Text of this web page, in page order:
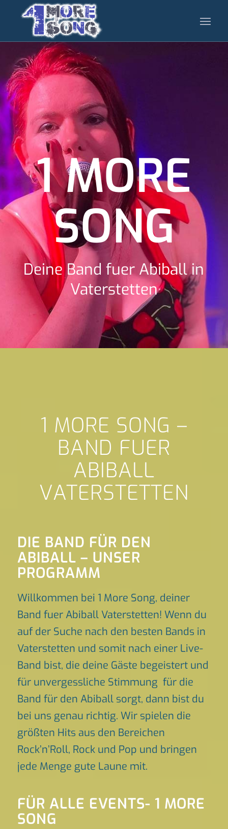
1 MORE
SONG
Deine Band fuer Abiball in
Vaterstetten
1 MORE SONG –
BAND FUER
ABIBALL
VATERSTETTEN
DIE BAND FÜR DEN
ABIBALL – UNSER
PROGRAMM
Willkommen bei 1 More Song, deiner
Band fuer Abiball Vaterstetten! Wenn du
auf der Suche nach den besten Bands in
Vaterstetten und somit nach einer Live-
Band bist, die deine Gäste begeistert und
für unvergessliche Stimmung für die
Band für den Abiball sorgt, dann bist du
bei uns genau richtig. Wir spielen die
größten Hits aus den Bereichen
Rock’n’Roll, Rock und Pop und bringen
jede Menge gute Laune mit.
FÜR ALLE EVENTS- 1 MORE
SONG